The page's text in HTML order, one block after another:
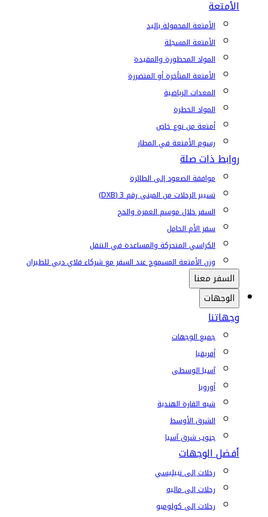
الأمتعة
الأمتعة المحمولة باليد
الأمتعة المسجلة
المواد المحظورة والمقيدة
الأمتعة المتأخرة أو المتضررة
المعدات الرياضية
المواد الخطرة
أمتعة من نوع خاص
رسوم الأمتعة في المطار
روابط ذات صلة
موافقة الصعود إلى الطائرة
تسيير الرحلات من المبنى رقم 3 (DXB)
السفر خلال موسم العمرة والحج
سفر الأم الحامل
الكراسي المتحركة والمساعدة في التنقل
وزن الأمتعة المسموح عند السفر مع شركاء فلاي دبي للطيران
السفر معنا
الوجهات
وجهاتنا
جميع الوجهات
أفريقيا
آسيا الوسطى
أوروبا
شبه القارة الهندية
الشرق الأوسط
جنوب شرق آسيا
أفضل الوجهات
رحلات إلى تبيليسي
رحلات إلى ماليه
رحلات إلى كولومبو